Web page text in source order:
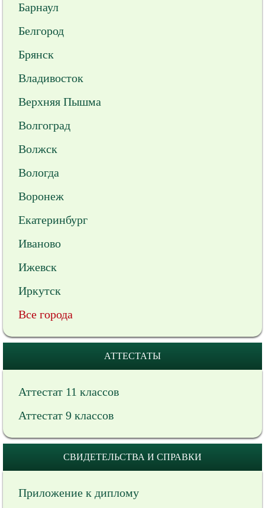
Барнаул
Белгород
Брянск
Владивосток
Верхняя Пышма
Волгоград
Волжск
Вологда
Воронеж
Екатеринбург
Иваново
Ижевск
Иркутск
Все города
АТТЕСТАТЫ
Аттестат 11 классов
Аттестат 9 классов
СВИДЕТЕЛЬСТВА И СПРАВКИ
Приложение к диплому